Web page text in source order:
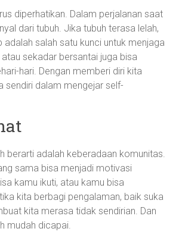
diperhatikan. Dalam perjalanan saat
dari tubuh. Jika tubuh terasa lelah,
salah satu kunci untuk menjaga
sekadar bersantai juga bisa
hari. Dengan memberi diri kita
sendiri dalam mengejar self-
berarti adalah keberadaan komunitas.
sama bisa menjadi motivasi
kamu ikuti, atau kamu bisa
kita berbagi pengalaman, baik suka
kita merasa tidak sendirian. Dan
mudah dicapai.